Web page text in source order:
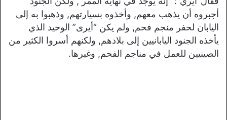
أجبروه أن يذهب معهم, وأخذوه بسيارتهم, وذهبوا به إلى
اليابان لحفر منجم فحم, ولم يكن “أيرى” الوحيد الذي
يأخذه الجنود اليابانيين إلى بلادهم, ولكنهم أسروا الكثير من
الصينيين للعمل في مناجم الفحم, وغيرها.